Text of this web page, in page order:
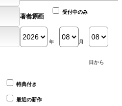
著者/原画
年 月
日から
受付中のみ
特典付き
最近の新作